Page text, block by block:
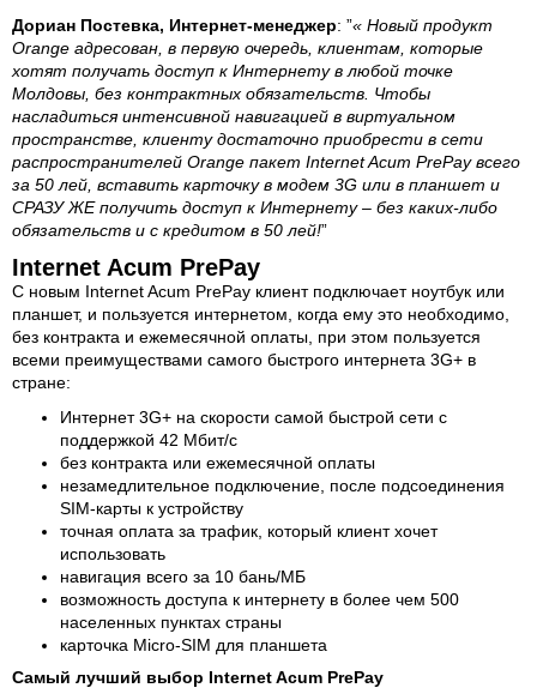
Дориан Постевка, Интернет-менеджер: ”« Новый продукт
Orange адресован, в первую очередь, клиентам, которые
хотят получать доступ к Интернету в любой точке
Молдовы, без контрактных обязательств. Чтобы
насладиться интенсивной навигацией в виртуальном
пространстве, клиенту достаточно приобрести в сети
распространителей Orange пакет Internet Acum PrePay всего
за 50 лей, вставить карточку в модем 3G или в планшет и
СРАЗУ ЖЕ получить доступ к Интернету – без каких-либо
обязательств и с кредитом в 50 лей!”
Internet Acum PrePay
С новым Internet Acum PrePay клиент подключает ноутбук или
планшет, и пользуется интернетом, когда ему это необходимо,
без контракта и ежемесячной оплаты, при этом пользуется
всеми преимуществами самого быстрого интернета 3G+ в
стране:
Интернет 3G+ на скорости самой быстрой сети с
поддержкой 42 Мбит/с
без контракта или ежемесячной оплаты
незамедлительное подключение, после подсоединения
SIM-карты к устройству
точная оплата за трафик, который клиент хочет
использовать
навигация всего за 10 бань/MБ
возможность доступа к интернету в более чем 500
населенных пунктах страны
карточка Micro-SIM для планшета
Самый лучший выбор Internet Acum PrePay